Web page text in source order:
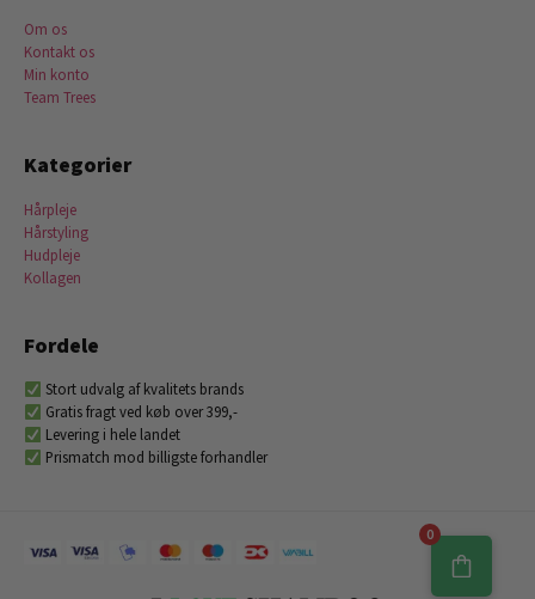
Om os
Kontakt os
Min konto
Team Trees
Kategorier
Hårpleje
Hårstyling
Hudpleje
Kollagen
Fordele
Stort udvalg af kvalitets brands
Gratis fragt ved køb over 399,-
Levering i hele landet
Prismatch mod billigste forhandler
0